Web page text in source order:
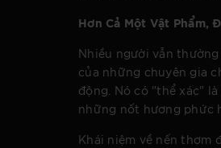
Hơn Cả Một Vật Phẩm,
Nhiều người vẫn
của những chuyên gia
động. Nó có "thể xác"
những nốt hương phức
Khái niệm về nến thơm